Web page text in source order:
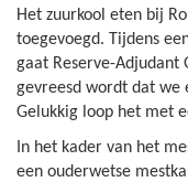
Het zuurkool eten bij
toegevoegd. Tijdens
gaat Reserve-Adjudant
gevreesd wordt dat we
Gelukkig loop het met
In het kader van het
een ouderwetse